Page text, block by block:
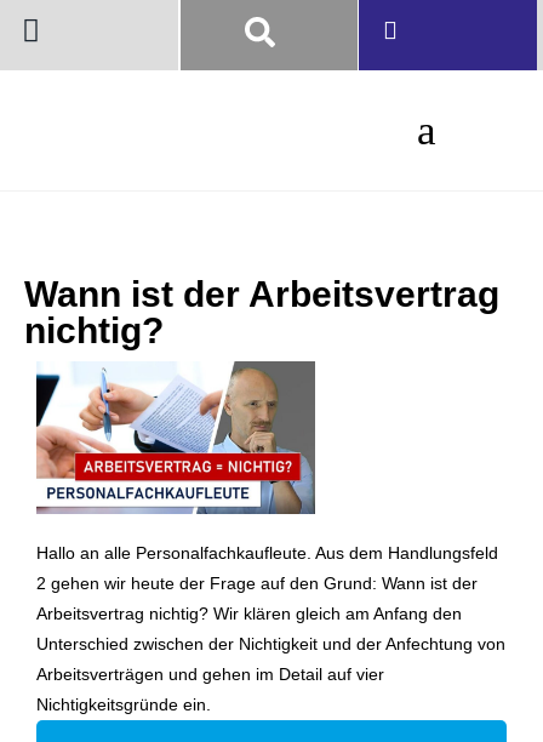
Wann ist der Arbeitsvertrag
nichtig?
Hallo an alle Personalfachkaufleute. Aus dem Handlungsfeld
2 gehen wir heute der Frage auf den Grund: Wann ist der
Arbeitsvertrag nichtig? Wir klären gleich am Anfang den
Unterschied zwischen der Nichtigkeit und der Anfechtung von
Arbeitsverträgen und gehen im Detail auf vier
Nichtigkeitsgründe ein.